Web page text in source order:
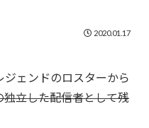
2020.01.17
ジェンドのロスターから
立した配信者として残